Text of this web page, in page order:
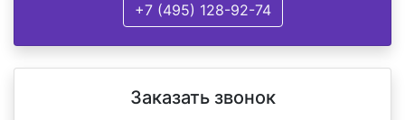
+7 (495) 128-92-74
Заказать звонок